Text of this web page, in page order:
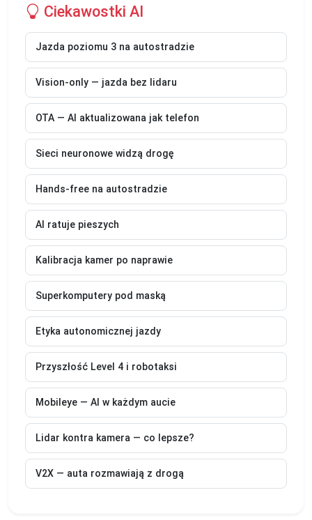
Ciekawostki AI
Jazda poziomu 3 na autostradzie
Vision-only — jazda bez lidaru
OTA — AI aktualizowana jak telefon
Sieci neuronowe widzą drogę
Hands-free na autostradzie
AI ratuje pieszych
Kalibracja kamer po naprawie
Superkomputery pod maską
Etyka autonomicznej jazdy
Przyszłość Level 4 i robotaksi
Mobileye — AI w każdym aucie
Lidar kontra kamera — co lepsze?
V2X — auta rozmawiają z drogą